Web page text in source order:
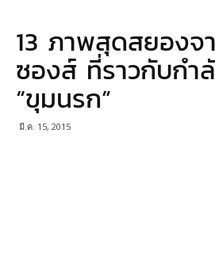
มายา
13 ภาพสุดสยองจ
ซองส์ ที่ราวกับกำ
“ขุมนรก”
มี.ค. 15, 2015